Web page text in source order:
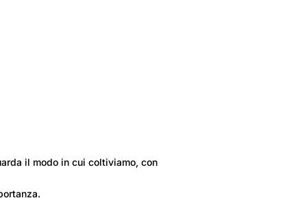
il modo in cui coltiviamo, con